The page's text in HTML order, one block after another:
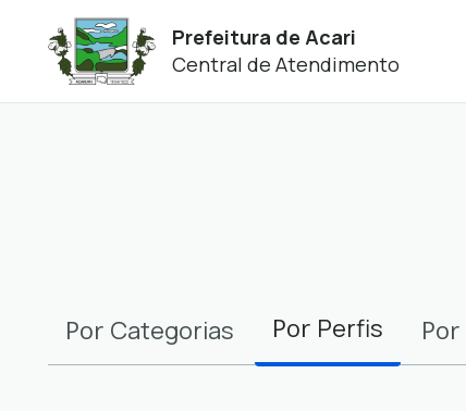
Prefeitura de Acari
Central de Atendimento
Por Categorias Por Perfis Por